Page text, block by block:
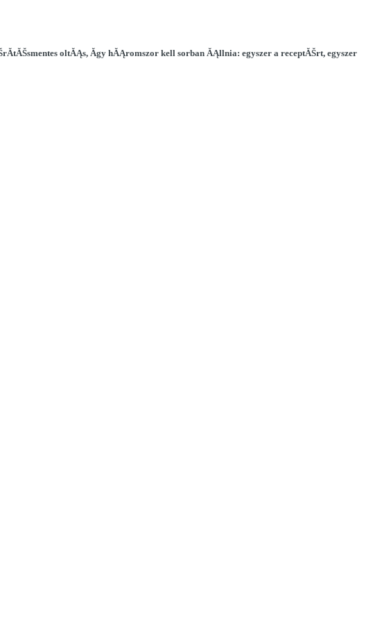
oltĂĄs, Ă­gy hĂĄromszor kell sorban ĂĄllnia: egyszer a receptĂŠrt, egyszer